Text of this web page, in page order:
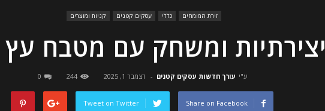
זירת המומחים כללי עסקים קטנים קניות ומוצרים
יצירתיות ומשחק עם מטבח עץ
ע"י עורך חדשות עסקים קטנים - דצמבר 1, 2025 244
0
Share on Facebook
Tweet on Twitter